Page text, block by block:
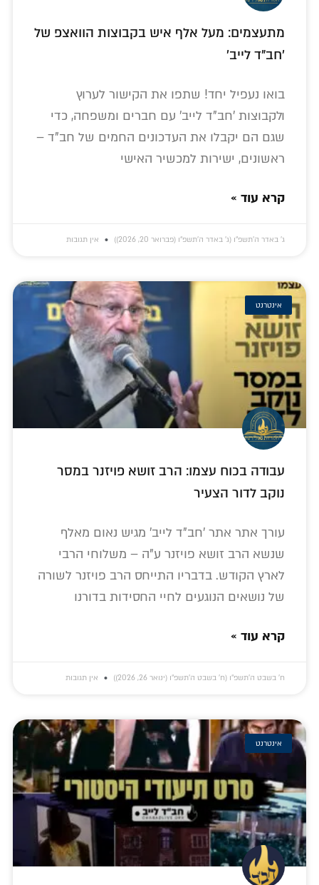
מתעצמים: מעל אלף איש בקבוצות הוואצפ של
'חב"ד לייב'
בואו נעפיל יחד! שתפו את הקישור לערוץ
ולקבוצות 'חב"ד לייב' עם חברים ומשפחה, כדי
שגם הם יקבלו את העדכונים החמים של חב"ד –
ראשונים, ישירות למכשיר האישי
קרא עוד »
ג׳ באדר ה׳תשפ״ו (ג׳ באדר ה׳תשפ״ו (פברואר 20, 2026)) אין תגובות
אינטרנט
עבודה בכוח עצמו: הרב זושא פויזנר במסר
נוקב לדור הצעיר
עורך אתר אתר 'חב"ד לייב' מגיש נאום מאלף
שנשא הרב זושא פויזנר ע"ה – משלוחי הרבי
לארץ הקודש. בדבריו התייחס הרב פויזנר לשורה
של נושאים הנוגעים לחיי החסידות בדורנו
קרא עוד »
ח׳ בשבט ה׳תשפ״ו (ח׳ בשבט ה׳תשפ״ו (ינואר 26, 2026)) אין תגובות
אינטרנט